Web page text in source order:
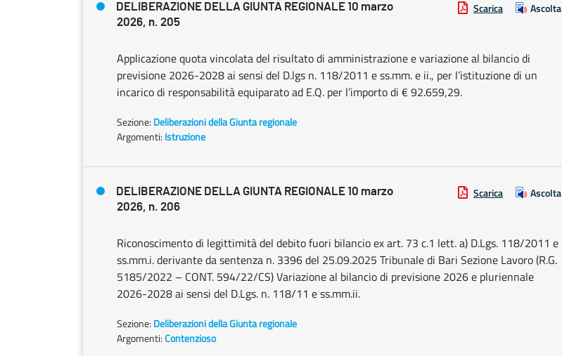
DELIBERAZIONE DELLA GIUNTA REGIONALE 10 marzo
2026, n. 205
Scarica Ascolta
Applicazione quota vincolata del risultato di amministrazione e variazione al bilancio di
previsione 2026-2028 ai sensi del D.lgs n. 118/2011 e ss.mm. e ii., per l’istituzione di un
incarico di responsabilità equiparato ad E.Q. per l’importo di € 92.659,29.
Sezione: Deliberazioni della Giunta regionale
Argomenti: Istruzione
DELIBERAZIONE DELLA GIUNTA REGIONALE 10 marzo
2026, n. 206
Scarica Ascolta
Riconoscimento di legittimità del debito fuori bilancio ex art. 73 c.1 lett. a) D.Lgs. 118/2011 e
ss.mm.i. derivante da sentenza n. 3396 del 25.09.2025 Tribunale di Bari Sezione Lavoro (R.G.
5185/2022 – CONT. 594/22/CS) Variazione al bilancio di previsione 2026 e pluriennale
2026-2028 ai sensi del D.Lgs. n. 118/11 e ss.mm.ii.
Sezione: Deliberazioni della Giunta regionale
Argomenti:Contenzioso